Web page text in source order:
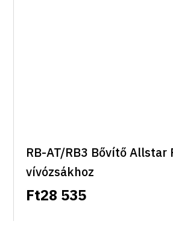
RB-AT/RB3 Bővítő Allstar
vívózsákhoz
Ft28 535